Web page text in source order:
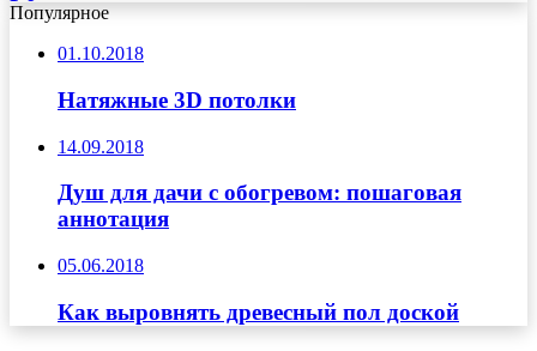
Популярное
01.10.2018
Натяжные 3D потолки
14.09.2018
Душ для дачи с обогревом: пошаговая
аннотация
05.06.2018
Как выровнять древесный пол доской